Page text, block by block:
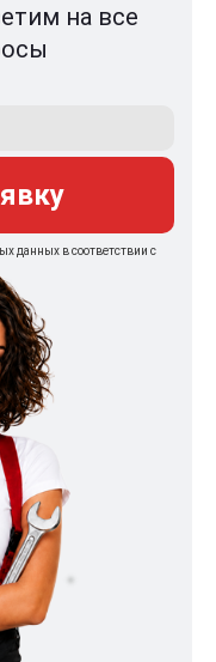
на все
данных в соответствии с